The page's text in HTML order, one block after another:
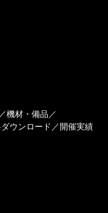
機材・備品
ウンロード 開催実績